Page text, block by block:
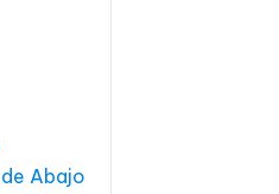
Abajo